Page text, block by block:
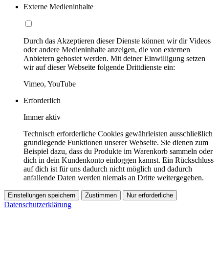
Externe Medieninhalte
Durch das Akzeptieren dieser Dienste können wir dir Videos
oder andere Medieninhalte anzeigen, die von externen
Anbietern gehostet werden. Mit deiner Einwilligung setzen
wir auf dieser Webseite folgende Drittdienste ein:
Vimeo, YouTube
Erforderlich
Immer aktiv
Technisch erforderliche Cookies gewährleisten ausschließlich
grundlegende Funktionen unserer Webseite. Sie dienen zum
Beispiel dazu, dass du Produkte im Warenkorb sammeln oder
dich in dein Kundenkonto einloggen kannst. Ein Rückschluss
auf dich ist für uns dadurch nicht möglich und dadurch
anfallende Daten werden niemals an Dritte weitergegeben.
Einstellungen speichern Zustimmen Nur erforderliche
Datenschutzerklärung